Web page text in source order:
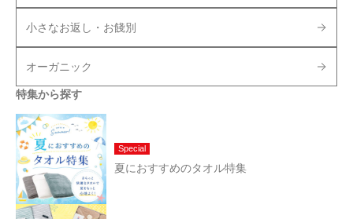
小さなお返し・お餞別
オーガニック
特集から探す
Special
夏におすすめのタオル特集